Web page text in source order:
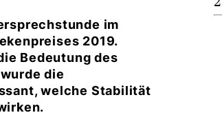
im
2019.
Bedeutung des
die
welche Stabilität